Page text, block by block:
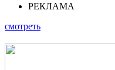
РЕКЛАМА
смотреть